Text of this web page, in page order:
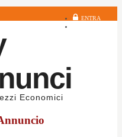
ENTRA
Economici